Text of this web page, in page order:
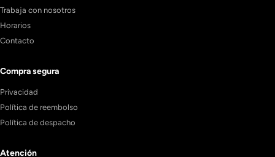
Trabaja con nosotros
Horarios
Contacto
Compra segura
Privacidad
Política de reembolso
Política de despacho
Atención